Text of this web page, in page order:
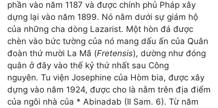
phần vào năm 1187 và được chính phủ Pháp xây
dựng lại vào năm 1899. Nó nằm dưới sự giám hộ
của những cha dòng Lazarist. Một hòn đá được
chèn vào bức tường của nó mang dấu ấn của Quân
đoàn thứ mười La Mã (Fretensis), dường như đóng
quân ở đây vào thế kỷ thứ nhất sau Công
nguyên. Tu viện Josephine của Hòm bia, được xây
dựng vào năm 1924, được cho là nằm trên địa điểm
của ngôi nhà của * Abinadab (II Sam. 6). Từ năm